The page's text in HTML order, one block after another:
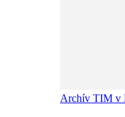
Archív TIM v